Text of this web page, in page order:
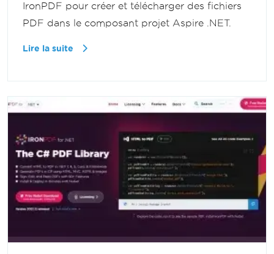
IronPDF pour créer et télécharger des fichiers
PDF dans le composant projet Aspire .NET.
Lire la suite